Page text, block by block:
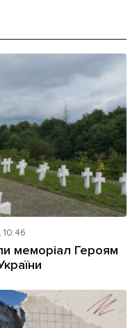
10:46
меморіал Героям